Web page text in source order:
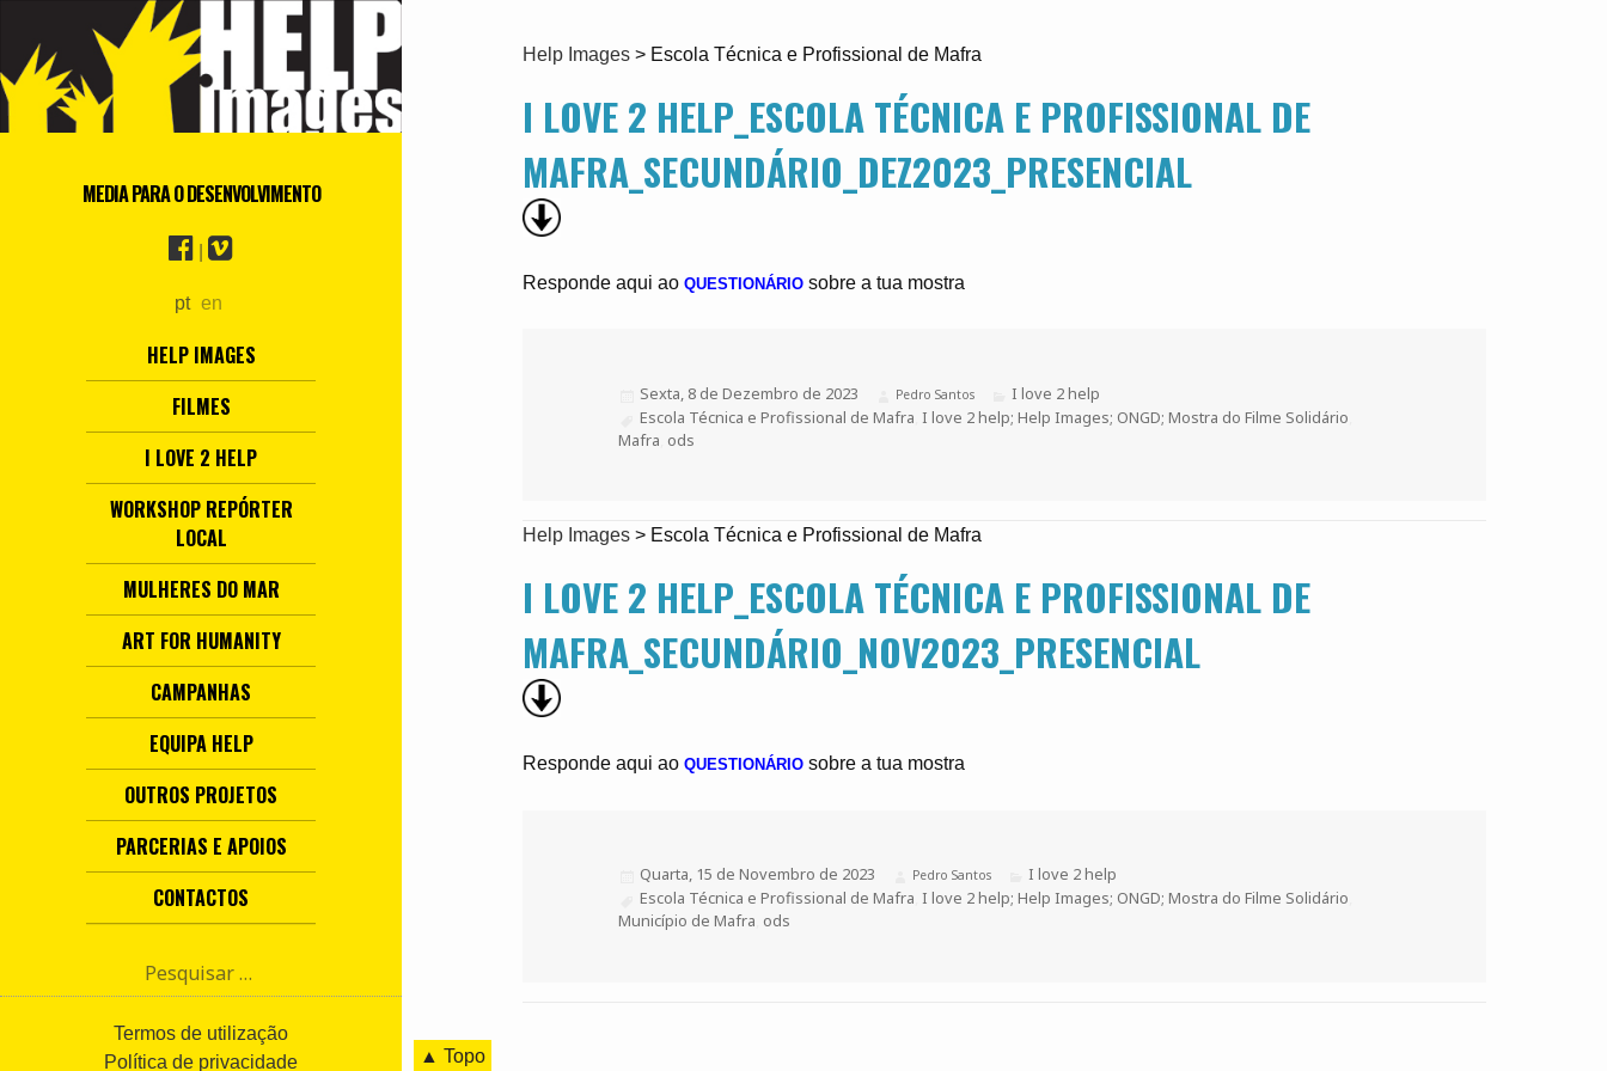
MEDIA PARA O DESENVOLVIMENTO
pt en
HELP IMAGES
FILMES
I LOVE 2 HELP
WORKSHOP REPÓRTER
LOCAL
MULHERES DO MAR
ART FOR HUMANITY
CAMPANHAS
EQUIPA HELP
OUTROS PROJETOS
PARCERIAS E APOIOS
CONTACTOS
s
Termos de utilização
Política de privacidade
Help Images> Escola Técnica e Profissional de Mafra
I LOVE 2 HELP_ESCOLA TÉCNICA E PROFISSIONAL DE
MAFRA_SECUNDÁRIO_DEZ2023_PRESENCIAL
Responde aqui ao QUESTIONÁRIO sobre a tua mostra
Publicado
Sexta, 8 de Dezembro de 2023 Autor
Pedro Santos Categorias
I love 2 help
Etiquetas
Escola Técnica e Profissional de Mafra I love 2 help; Help Images; ONGD; Mostra do Filme Solidário
Mafra ods
Help Images> Escola Técnica e Profissional de Mafra
I LOVE 2 HELP_ESCOLA TÉCNICA E PROFISSIONAL DE
MAFRA_SECUNDÁRIO_NOV2023_PRESENCIAL
Responde aqui ao QUESTIONÁRIO sobre a tua mostra
Publicado
a
Quarta, 15 de Novembro de 2023 Autor
Pedro Santos Categorias
I love 2 help
Etiquetas
Escola Técnica e Profissional de Mafra I love 2 help; Help Images; ONGD; Mostra do Filme Solidário
Município de Mafra ods
▲ Topo